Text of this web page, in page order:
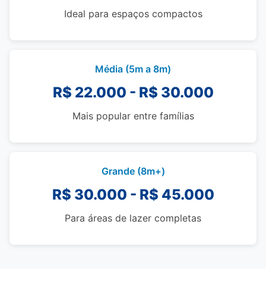
Ideal para espaços compactos
Média (5m a 8m)
R$ 22.000 - R$ 30.000
Mais popular entre famílias
Grande (8m+)
R$ 30.000 - R$ 45.000
Para áreas de lazer completas